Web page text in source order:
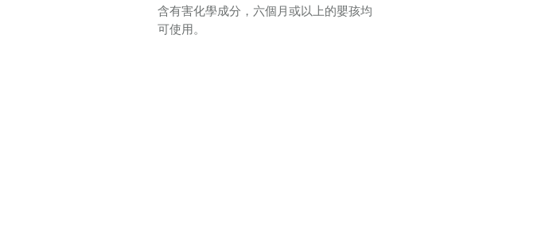
含有害化學成分，六個月或以上的嬰孩均
可使用。